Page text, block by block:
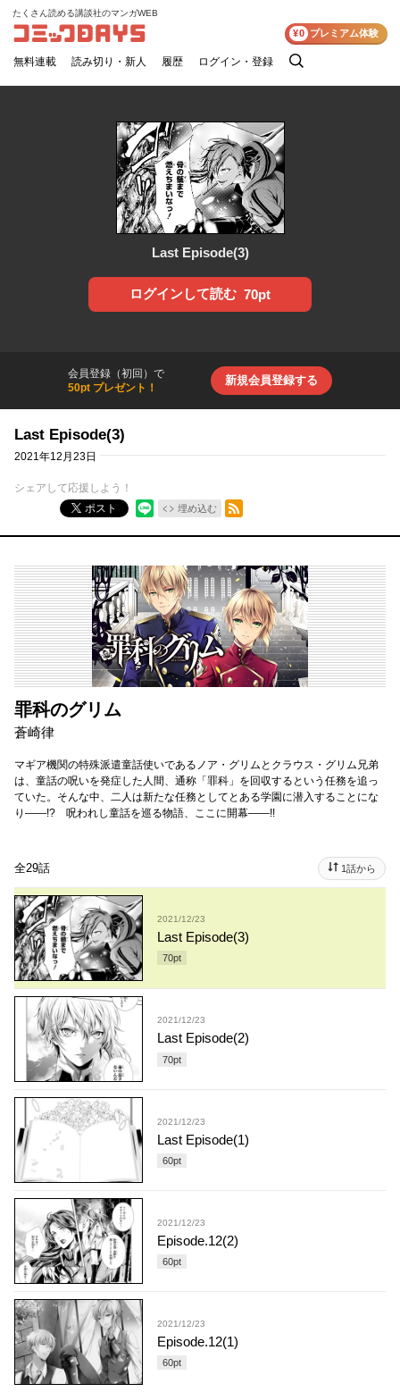
コミックDAYS
たくさん読める講談社のマンガWEB
無料連載 読み切り・新人 履歴 ログイン・登録
検
¥0 プレミアム体験
Last Episode(3)
ログインして読む 70pt
会員登録（初回）で
50pt プレゼント！
新規会員登録する
Last Episode(3)
2021年12月23日
シェアして応援しよう！
ポスト
埋め込む
RSSフィード
罪科のグリム
蒼崎律
マギア機関の特殊派遣童話使いであるノア・グリムとクラウス・グリム兄弟
は、童話の呪いを発症した人間、通称「罪科」を回収するという任務を追っ
ていた。そんな中、二人は新たな任務としてとある学園に潜入することにな
り――!? 呪われし童話を巡る物語、ここに開幕――!!
全29話 1話から
2021/12/23
Last Episode(3)
70pt
2021/12/23
Last Episode(2)
70pt
2021/12/23
Last Episode(1)
60pt
2021/12/23
Episode.12(2)
60pt
2021/12/23
Episode.12(1)
60pt